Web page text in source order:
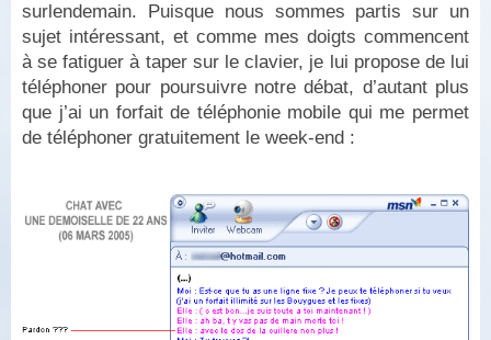
surlendemain. Puisque nous sommes partis sur un
sujet intéressant, et comme mes doigts commencent
à se fatiguer à taper sur le clavier, je lui propose de lui
téléphoner pour poursuivre notre débat, d’autant plus
que j’ai un forfait de téléphonie mobile qui me permet
de téléphoner gratuitement le week-end :